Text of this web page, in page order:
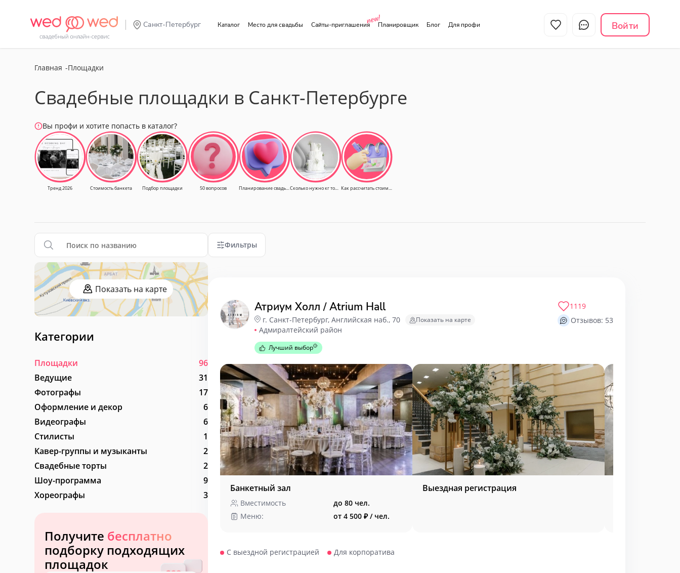
Санкт-Петербург Войти
Каталог Место для свадьбы Сайты-приглашения Планировщик Блог Для профи
Главная Площадки
Свадебные площадки в Санкт-Петербурге
Вы профи и хотите попасть в каталог?
Тренд 2026 Стоимость банкета Подбор площадки 50 вопросов Планирование свадьбы Сколько нужно кг торта Как рассчитать стоимость свадьбы
Показать на карте
Категории
Площадки
96
Ведущие
31
Фотографы
17
Оформление и декор
6
Видеографы
6
Стилисты
1
Кавер-группы и музыканты
2
Свадебные торты
2
Шоу-программа
9
Хореографы
3
Получите бесплатно
подборку подходящих
площадок
Фильтры
Атриум Холл / Atrium Hall
г. Санкт-Петербург, Английская наб., 70
Адмиралтейский район
Показать на карте
1119
Отзывов: 53
Лучший выбор
Банкетный зал
Вместимость
до 80 чел.
Меню:
от 4 500 ₽ / чел.
Выездная регистрация
С выездной регистрацией Для корпоратива